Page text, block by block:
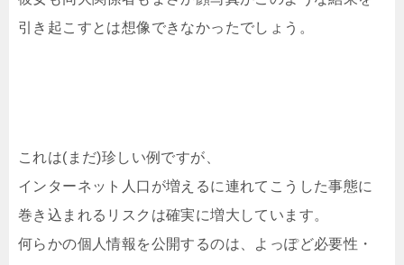
引き起こすとは想像できなかったでしょう。
これは(まだ)珍しい例ですが、
インターネット人口が増えるに連れてこうした事態に
巻き込まれるリスクは確実に増大しています。
何らかの個人情報を公開するのは、よっぽど必要性・